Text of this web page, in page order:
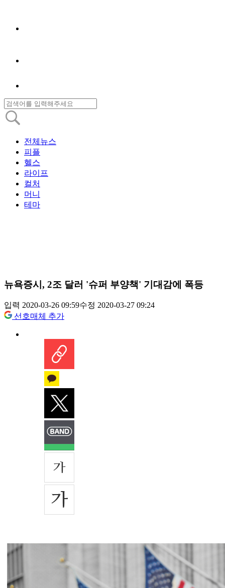
전체뉴스
피플
헬스
라이프
컬처
머니
테마
뉴욕증시, 2조 달러 '슈퍼 부양책' 기대감에 폭등
입력 2020-03-26 09:59수정 2020-03-27 09:24
선호매체 추가